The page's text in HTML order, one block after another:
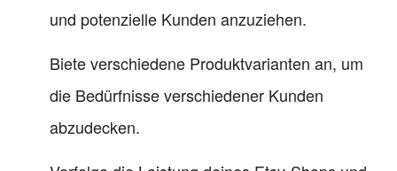
und potenzielle Kunden anzuziehen.
Biete verschiedene Produktvarianten an, um
die Bedürfnisse verschiedener Kunden
abzudecken.